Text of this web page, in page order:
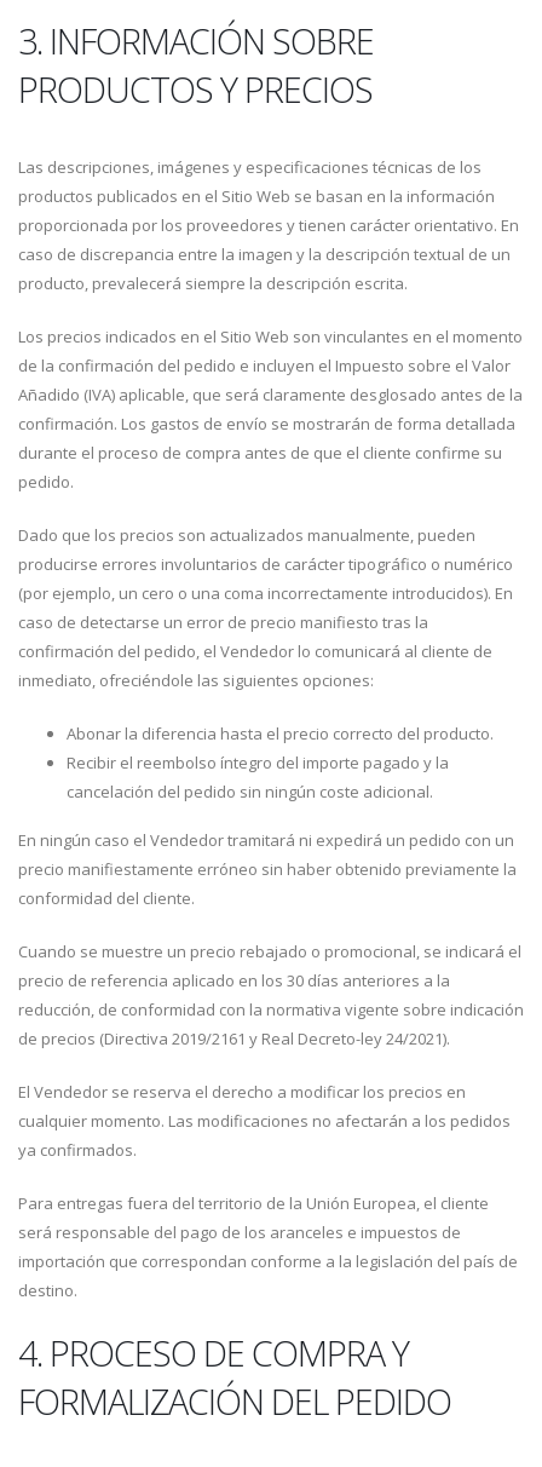
3. INFORMACIÓN SOBRE
PRODUCTOS Y PRECIOS
Las descripciones, imágenes y especificaciones técnicas de los
productos publicados en el Sitio Web se basan en la información
proporcionada por los proveedores y tienen carácter orientativo. En
caso de discrepancia entre la imagen y la descripción textual de un
producto, prevalecerá siempre la descripción escrita.
Los precios indicados en el Sitio Web son vinculantes en el momento
de la confirmación del pedido e incluyen el Impuesto sobre el Valor
Añadido (IVA) aplicable, que será claramente desglosado antes de la
confirmación. Los gastos de envío se mostrarán de forma detallada
durante el proceso de compra antes de que el cliente confirme su
pedido.
Dado que los precios son actualizados manualmente, pueden
producirse errores involuntarios de carácter tipográfico o numérico
(por ejemplo, un cero o una coma incorrectamente introducidos). En
caso de detectarse un error de precio manifiesto tras la
confirmación del pedido, el Vendedor lo comunicará al cliente de
inmediato, ofreciéndole las siguientes opciones:
Abonar la diferencia hasta el precio correcto del producto.
Recibir el reembolso íntegro del importe pagado y la
cancelación del pedido sin ningún coste adicional.
En ningún caso el Vendedor tramitará ni expedirá un pedido con un
precio manifiestamente erróneo sin haber obtenido previamente la
conformidad del cliente.
Cuando se muestre un precio rebajado o promocional, se indicará el
precio de referencia aplicado en los 30 días anteriores a la
reducción, de conformidad con la normativa vigente sobre indicación
de precios (Directiva 2019/2161 y Real Decreto-ley 24/2021).
El Vendedor se reserva el derecho a modificar los precios en
cualquier momento. Las modificaciones no afectarán a los pedidos
ya confirmados.
Para entregas fuera del territorio de la Unión Europea, el cliente
será responsable del pago de los aranceles e impuestos de
importación que correspondan conforme a la legislación del país de
destino.
4. PROCESO DE COMPRA Y
FORMALIZACIÓN DEL PEDIDO